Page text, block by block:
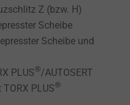
Z (bzw. H)
Scheibe
Scheibe und
PLUS®/AUTOSERT
PLUS®